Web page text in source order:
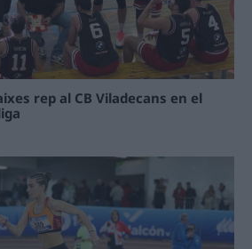
rep al CB Viladecans en el